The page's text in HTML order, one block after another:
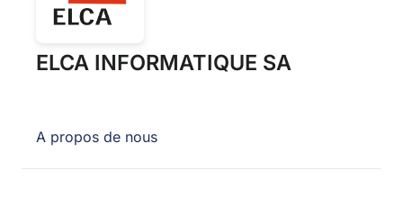
ELCA INFORMATIQUE SA
A propos de nous